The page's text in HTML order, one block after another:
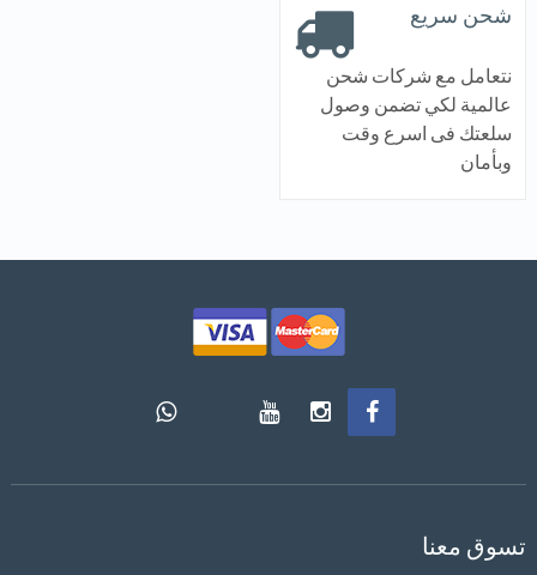
شحن سريع
نتعامل مع شركات شحن
عالمية لكي تضمن وصول
سلعتك فى اسرع وقت
وبأمان
تسوق معنا